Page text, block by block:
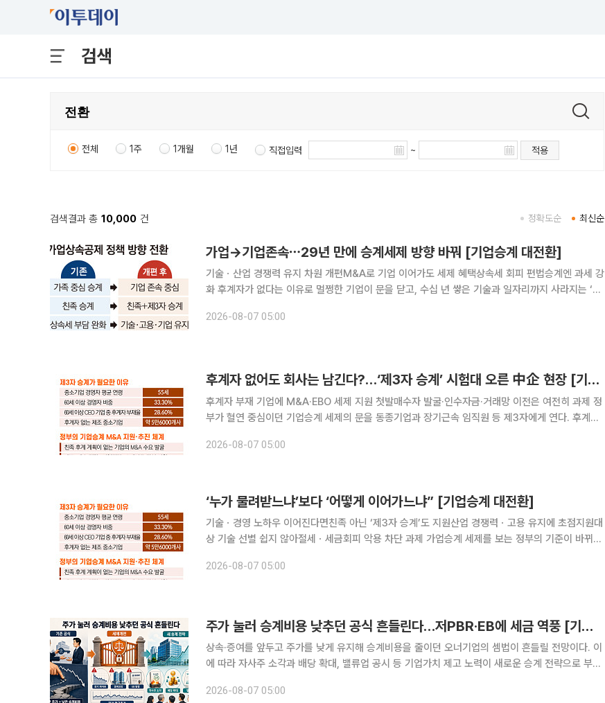
검색
전체 1주 1개월 1년 직접입력 ~ 적용
검색결과 총 10,000 건 최신순
정확도순
가업→기업존속⋯29년 만에 승계세제 방향 바꿔 [기업승계 대전환]
기술ㆍ산업 경쟁력 유지 차원 개편M&A로 기업 이어가도 세제 혜택상속세 회피 편법승계엔 과세 강
화 후계자가 없다는 이유로 멀쩡한 기업이 문을 닫고, 수십 년 쌓은 기술과 일자리까지 사라지는 ‘승
해온 가업 승계 세제를 기업 자체를 존속시키는 방향으로 전환한다
2026-08-07 05:00
후계자 없어도 회사는 남긴다?…‘제3자 승계’ 시험대 오른 中企 현장 [기업승계 대전환]
후계자 부재 기업에 M&A·EBO 세제 지원 첫발매수자 발굴·인수자금·거래망 이전은 여전히 과제 정
부가 혈연 중심이던 기업승계 세제의 문을 동종기업과 장기근속 임직원 등 제3자에게 연다. 후계자
하겠다는 취지다. 다만 세금 감면만으로 거래를 늘리기는 어렵다는
2026-08-07 05:00
‘누가 물려받느냐’보다 ‘어떻게 이어가느냐” [기업승계 대전환]
기술ㆍ경영 노하우 이어진다면친족 아닌 ‘제3자 승계’도 지원산업 경쟁력ㆍ고용 유지에 초점지원대
상 기술 선별 쉽지 않아절세ㆍ세금회피 악용 차단 과제 가업승계 세제를 보는 정부의 기준이 바뀌고
하며 기업을 존속시키는 데 초점을 맞췄다. 후계자 부재로 흑자 기업이
2026-08-07 05:00
주가 눌러 승계비용 낮추던 공식 흔들린다…저PBR·EB에 세금 역풍 [기업승계 대전환]
상속·증여를 앞두고 주가를 낮게 유지해 승계비용을 줄이던 오너기업의 셈법이 흔들릴 전망이다. 이
에 따라 자사주 소각과 배당 확대, 밸류업 공시 등 기업가치 제고 노력이 새로운 승계 전략으로 부상
과 중복상장·교환사채(EB) 발행 후 주가가 급락한 기업의 상장주
2026-08-07 05:00